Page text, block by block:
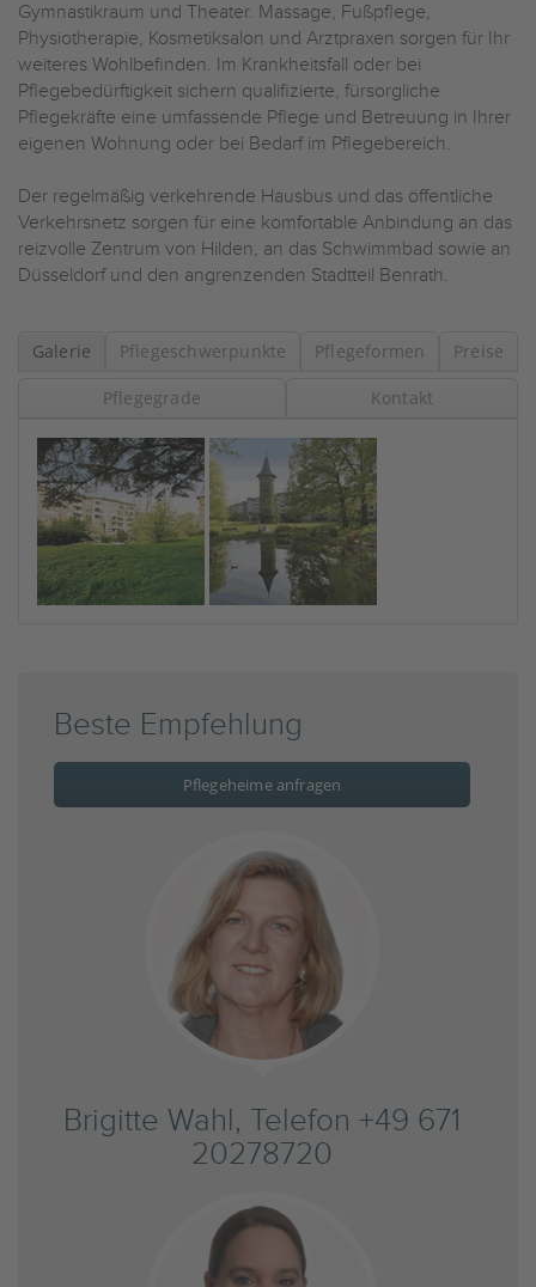
Gymnastikraum und Theater. Massage, Fußpflege,
Physiotherapie, Kosmetiksalon und Arztpraxen sorgen für Ihr
weiteres Wohlbefinden. Im Krankheitsfall oder bei
Pflegebedürftigkeit sichern qualifizierte, fürsorgliche
Pflegekräfte eine umfassende Pflege und Betreuung in Ihrer
eigenen Wohnung oder bei Bedarf im Pflegebereich.
Der regelmäßig verkehrende Hausbus und das öffentliche
Verkehrsnetz sorgen für eine komfortable Anbindung an das
reizvolle Zentrum von Hilden, an das Schwimmbad sowie an
Düsseldorf und den angrenzenden Stadtteil Benrath.
Galerie Pflegeschwerpunkte Pflegeformen Preise
Pflegegrade Kontakt
Beste Empfehlung
Pflegeheime anfragen
Brigitte Wahl, Telefon +49 671
20278720